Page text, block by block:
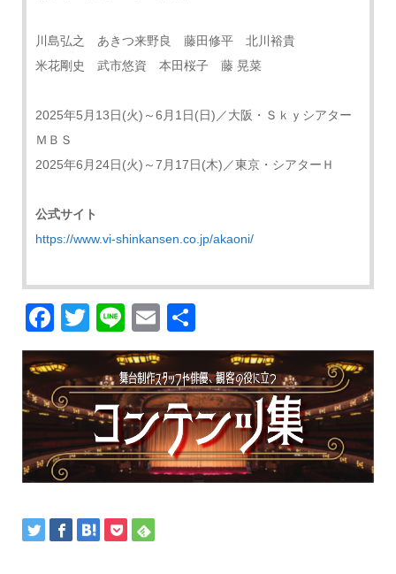
川島弘之 あきつ来野良 藤田修平 北川裕貴
米花剛史 武市悠資 本田桜子 藤 晃菜
2025年5月13日(火)～6月1日(日)／大阪・Ｓｋｙシアター
ＭＢＳ
2025年6月24日(火)～7月17日(木)／東京・シアターＨ
公式サイト
https://www.vi-shinkansen.co.jp/akaoni/
Facebook
Twitter
LineEmail
有